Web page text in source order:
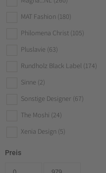
MAT Fashion (180)
Philomena Christ (105)
Pluslavie (63)
Rundholz Black Label (174)
Sinne (2)
Sonstige Designer (67)
The Moshi (24)
Xenia Design (5)
Preis